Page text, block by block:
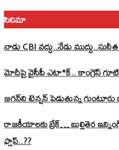
సినిమా
నాడు CBI వద్దు..నేడు
మోదీపై వైసీపీ ఎటా*క్.. కాంగ్రెస్
జగన్‌ని టెన్షన్‌ పెడుతున్న
రాజకీయాలకు బ్రేక్… బుల్లితెర
ఫ్లాప్..??